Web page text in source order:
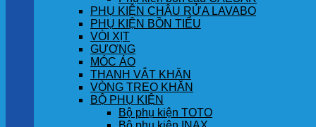
PHỤ KIỆN CHẬU RỬA LAVABO
PHỤ KIỆN BỒN TIỂU
VÒI XỊT
GƯƠNG
MÓC ÁO
THANH VẮT KHĂN
VÒNG TREO KHĂN
BỘ PHỤ KIỆN
Bộ phụ kiện TOTO